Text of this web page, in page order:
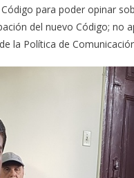
para poder opinar
del nuevo Código; no
la Política de